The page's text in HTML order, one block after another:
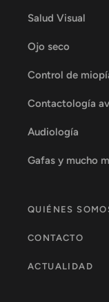
Salud Visual
Ojo seco
Control de
Contactología
Audiología
Gafas y mucho
QUIÉNES
CONTACTO
ACTUALIDAD